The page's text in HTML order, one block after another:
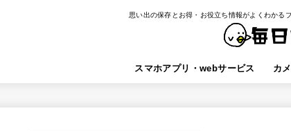
思い出の保存とお得・お役立ち情報がよくわかる
スマホアプリ・webサービス カ